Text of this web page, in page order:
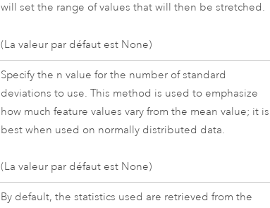
will set the range of values that will then be stretched.
(La valeur par défaut est None)
Specify the n value for the number of standard
deviations to use. This method is used to emphasize
how much feature values vary from the mean value; it is
best when used on normally distributed data.
(La valeur par défaut est None)
By default, the statistics used are retrieved from the